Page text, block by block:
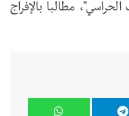
مطالبا بالإفراج